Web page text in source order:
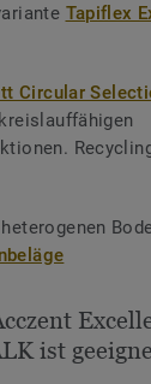
Tapiflex
Circular
ist